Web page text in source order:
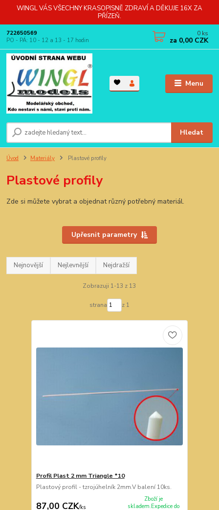
WINGL VÁS VŠECHNY KRASOPISNĚ ZDRAVÍ A DĚKUJE 16X ZA
PŘÍZEŇ.
Menu
Hledat
722650569
PO - PÁ: 10 - 12 a 13 - 17 hodin
0 ks
za 0,00 CZK
Úvod Materiály Plastové profily
Plastové profily
Zde si můžete vybrat a objednat různý potřebný materiál.
Upřesnit parametry
Nejnovější Nejlevnější Nejdražší
Zobrazuji 1-13 z 13
strana z 1
Profil Plast 2 mm Triangle *10
Plastový profil - tzrojúhelník 2mm.V balení 10ks.
87,00 CZK/ks
Zboží je
skladem.Expedice do